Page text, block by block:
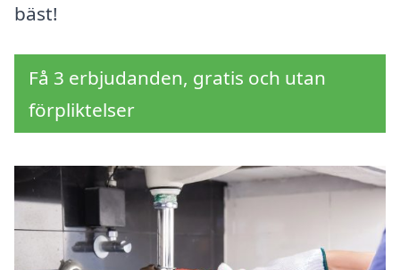
bäst!
Få 3 erbjudanden, gratis och utan
förpliktelser